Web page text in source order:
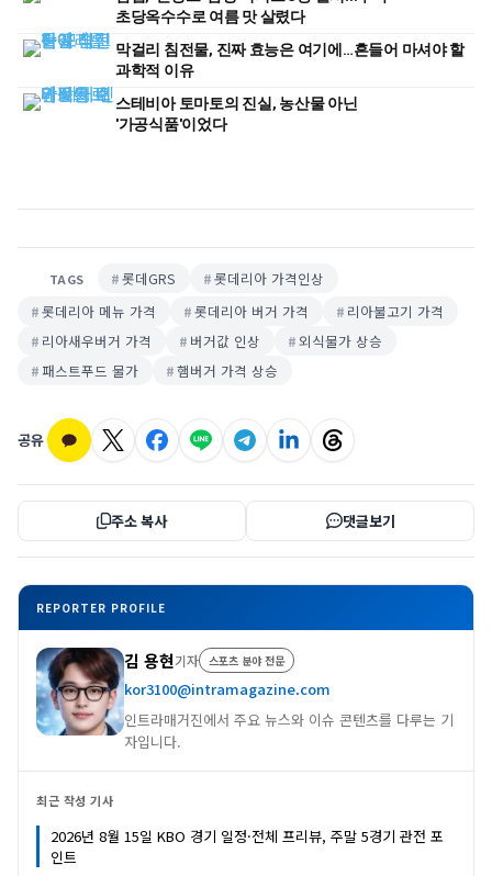
초당옥수수로 여름 맛 살렸다
막걸리 침전물, 진짜 효능은 여기에…흔들어 마셔야 할
과학적 이유
스테비아 토마토의 진실, 농산물 아닌
'가공식품'이었다
TAGS 롯데GRS
롯데리아 가격인상
롯데리아 메뉴 가격
롯데리아 버거 가격
리아불고기 가격
리아새우버거 가격
버거값 인상
외식물가 상승
패스트푸드 물가
햄버거 가격 상승
공유
주소 복사 댓글보기
REPORTER PROFILE
김 용현기자 스포츠 분야 전문
kor3100@intramagazine.com
인트라매거진에서 주요 뉴스와 이슈 콘텐츠를 다루는 기
자입니다.
최근 작성 기사
2026년 8월 15일 KBO 경기 일정·전체 프리뷰, 주말 5경기 관전 포
인트